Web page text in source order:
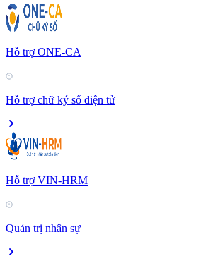
Hỗ trợ ONE-CA
Hỗ trợ chữ ký số điện tử
Hỗ trợ VIN-HRM
Quản trị nhân sự